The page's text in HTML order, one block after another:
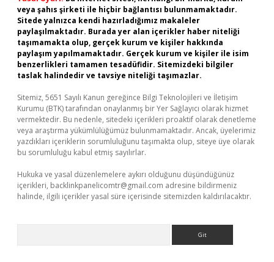
veya şahıs şirketi ile hiçbir bağlantısı bulunmamaktadır.
Sitede yalnızca kendi hazırladığımız makaleler
paylaşılmaktadır. Burada yer alan içerikler haber niteliği
taşımamakta olup, gerçek kurum ve kişiler hakkında
paylaşım yapılmamaktadır. Gerçek kurum ve kişiler ile isim
benzerlikleri tamamen tesadüfidir. Sitemizdeki bilgiler
taslak halindedir ve tavsiye niteliği taşımazlar.
Sitemiz, 5651 Sayılı Kanun gereğince Bilgi Teknolojileri ve İletişim
Kurumu (BTK) tarafından onaylanmış bir Yer Sağlayıcı olarak hizmet
vermektedir. Bu nedenle, sitedeki içerikleri proaktif olarak denetleme
veya araştırma yükümlülüğümüz bulunmamaktadır. Ancak, üyelerimiz
yazdıkları içeriklerin sorumluluğunu taşımakta olup, siteye üye olarak
bu sorumluluğu kabul etmiş sayılırlar.
Hukuka ve yasal düzenlemelere aykırı olduğunu düşündüğünüz
içerikleri, backlinkpanelicomtr@gmail.com adresine bildirmeniz
halinde, ilgili içerikler yasal süre içerisinde sitemizden kaldırılacaktır.